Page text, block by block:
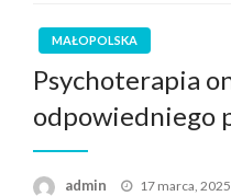
MAŁOPOLSKA
Psychoterapia
odpowiedniego
admin
Opublikowane
17 marca, 2025